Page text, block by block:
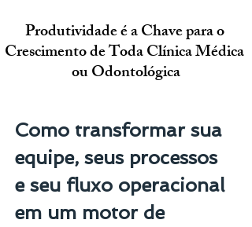
Produtividade é a Chave para o
Crescimento de Toda Clínica Médica
ou Odontológica
Como transformar sua
equipe, seus processos
e seu fluxo operacional
em um motor de